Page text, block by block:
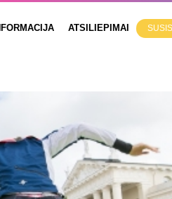
ATSILIEPIMAI